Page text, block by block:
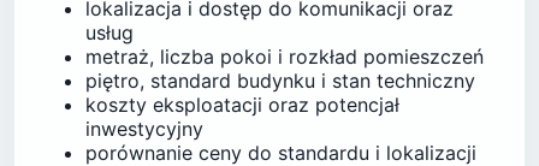
lokalizacja i dostęp do komunikacji oraz
usług
metraż, liczba pokoi i rozkład pomieszczeń
piętro, standard budynku i stan techniczny
koszty eksploatacji oraz potencjał
inwestycyjny
porównanie ceny do standardu i lokalizacji